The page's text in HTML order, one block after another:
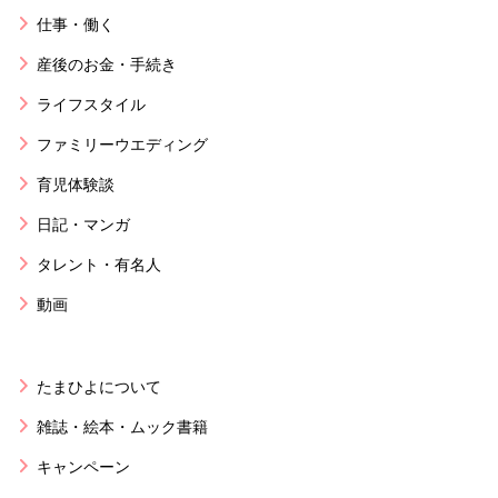
仕事・働く
産後のお金・手続き
ライフスタイル
ファミリーウエディング
育児体験談
日記・マンガ
タレント・有名人
動画
たまひよについて
雑誌・絵本・ムック書籍
キャンペーン